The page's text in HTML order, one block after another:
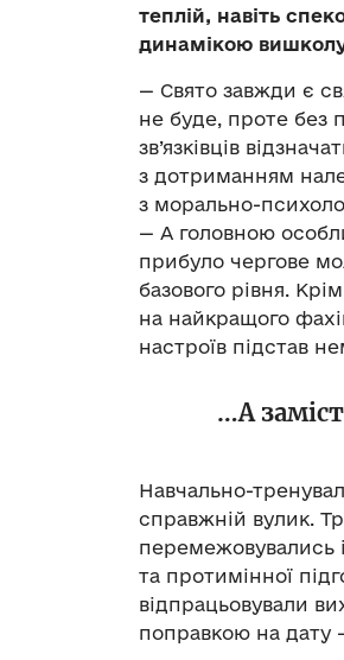
теплій, навіть
динамікою
— Свято завжди є
не буде, проте без
зв’язківців
з дотриманням
з морально-
— А головною
прибуло чергове
базового рівня.
на найкращого
настроїв підстав
…А
Навчально-
справжній вулик.
перемежовувались
та протимінної
відпрацьовували
поправкою на дату